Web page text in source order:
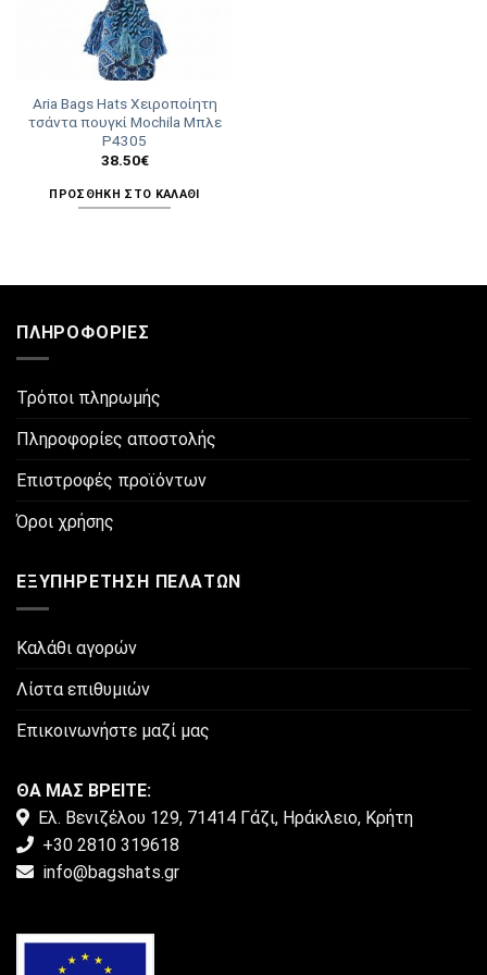
Aria Bags Hats Χειροποίητη
τσάντα πουγκί Mochila Μπλε
Ρ4305
38.50€
ΠΡΟΣΘΉΚΗ ΣΤΟ ΚΑΛΆΘΙ
ΠΛΗΡΟΦΟΡΊΕΣ
Τρόποι πληρωμής
Πληροφορίες αποστολής
Επιστροφές προϊόντων
Όροι χρήσης
ΕΞΥΠΗΡΈΤΗΣΗ ΠΕΛΑΤΏΝ
Καλάθι αγορών
Λίστα επιθυμιών
Επικοινωνήστε μαζί μας
ΘΑ ΜΑΣ ΒΡΕΙΤΕ:
Ελ. Βενιζέλου 129, 71414 Γάζι, Ηράκλειο, Κρήτη
+30 2810 319618
info@bagshats.gr